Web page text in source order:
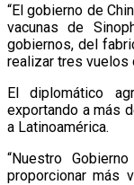
“El gobierno de
vacunas de
gobiernos, del
realizar tres vuelos
El diplomático
exportando a más
a Latinoamérica.
“Nuestro
proporcionar más